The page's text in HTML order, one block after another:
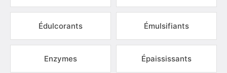
Édulcorants Émulsifiants
Enzymes Épaississants